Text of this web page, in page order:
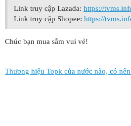
Link truy cập Lazada: https://
Link truy cập Shopee: https://
Chúc bạn mua sắm vui vẻ!
Thương hiệu Topk của nước nào, có